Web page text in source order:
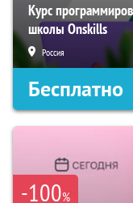
Курс
школы Onskills
Россия
Бесплатно
-100%